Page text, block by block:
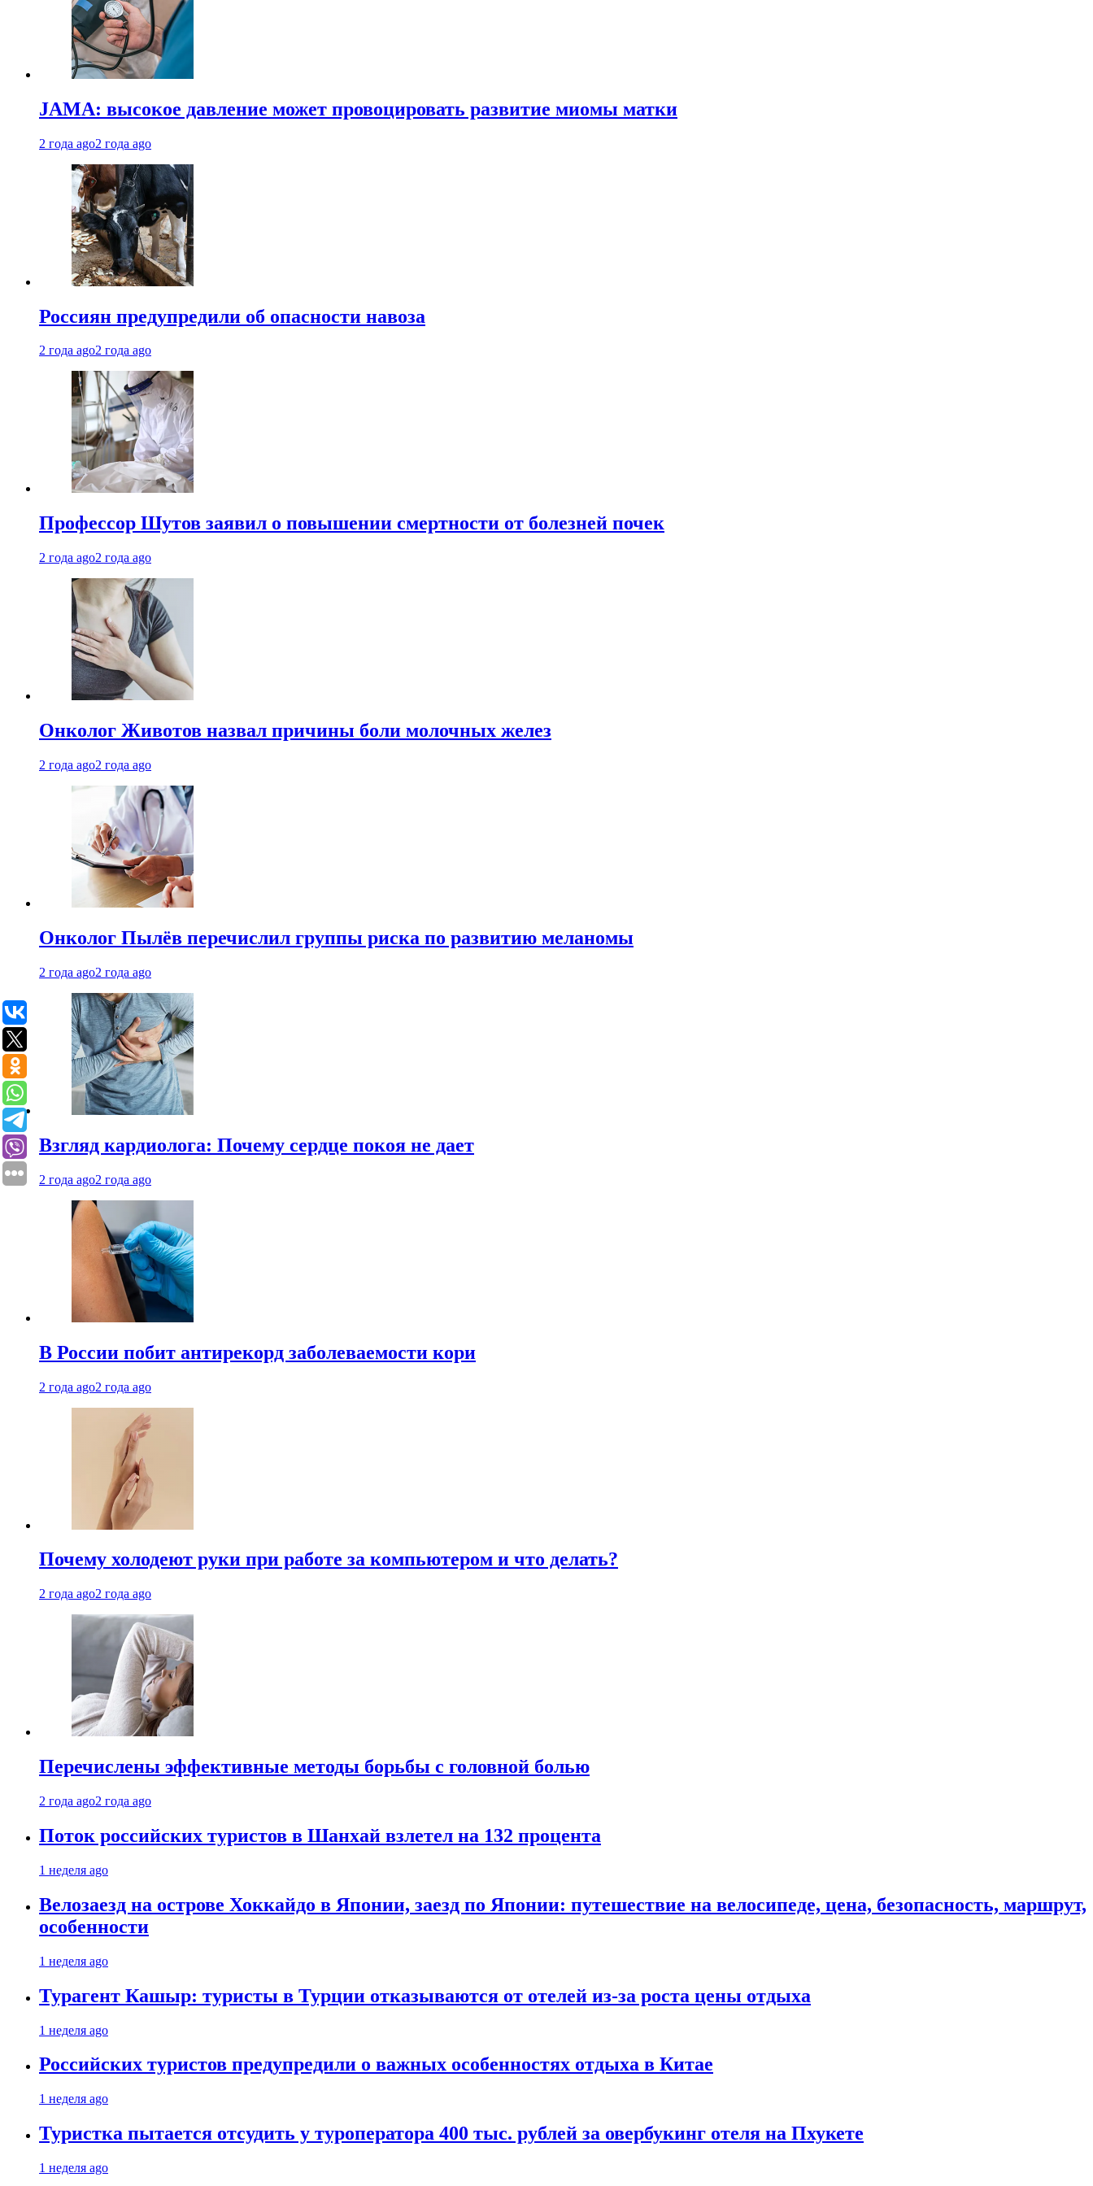
JAMA: высокое давление может провоцировать развитие миомы матки
2 года ago2 года ago
Россиян предупредили об опасности навоза
2 года ago2 года ago
Профессор Шутов заявил о повышении смертности от болезней почек
2 года ago2 года ago
Онколог Животов назвал причины боли молочных желез
2 года ago2 года ago
Онколог Пылёв перечислил группы риска по развитию меланомы
2 года ago2 года ago
Взгляд кардиолога: Почему сердце покоя не дает
2 года ago2 года ago
В России побит антирекорд заболеваемости кори
2 года ago2 года ago
Почему холодеют руки при работе за компьютером и что делать?
2 года ago2 года ago
Перечислены эффективные методы борьбы с головной болью
2 года ago2 года ago
Поток российских туристов в Шанхай взлетел на 132 процента
1 неделя ago
Велозаезд на острове Хоккайдо в Японии, заезд по Японии: путешествие на велосипеде, цена, безопасность, маршрут,
особенности
1 неделя ago
Турагент Кашыр: туристы в Турции отказываются от отелей из-за роста цены отдыха
1 неделя ago
Российских туристов предупредили о важных особенностях отдыха в Китае
1 неделя ago
Туристка пытается отсудить у туроператора 400 тыс. рублей за овербукинг отеля на Пхукете
1 неделя ago